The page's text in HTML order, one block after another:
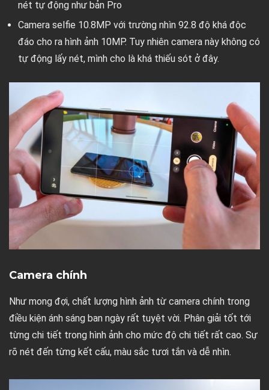
nét tự động như bản Pro
Camera selfie 10.8MP với trường nhìn 92.8 độ khá độc
đáo cho ra hình ảnh 10MP. Tuy nhiên camera này không có
tự động lấy nét, mình cho là khá thiếu sót ở đây.
Camera chính
Như mong đợi, chất lượng hình ảnh từ camera chính trong
điều kiện ánh sáng ban ngày rất tuyệt vời. Phân giải tốt tới
từng chi tiết trong hình ảnh cho mức độ chi tiết rất cao. Sự
rõ nét đến từng kết cấu, màu sắc tươi tắn và dễ nhìn.